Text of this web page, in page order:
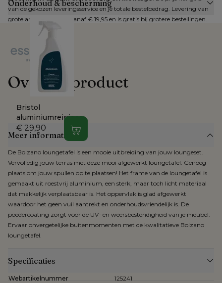
van de gekozen leveringsservice en je totale bestelbedrag. Levering van
grote artikelen kan al vanaf € 19,95 en is gratis bij grotere bestellingen.
Zijn alle artikelen op voorraad? Dan kan je
kiezen. Zijn niet alle artikelen op voorraad, dan krijg je een inschatting
van de verwachte levertijd.
Voor producten die online gekocht worden, geldt het herroepingsrecht.
Zodra je dit hebt gemeld, heb je 14 dagen de tijd om je bestelling
Onderhoud & bescherming
Bristol
aluminiumreiniger
In winkelwagen
€ 29,90
Over dit product
Meer informatie
De Bolzano loungetafel is een mooie uitbreiding van jouw loungeset.
Vervolledig jouw terras met deze mooi afgewerkt loungetafel. Genoeg
plaats om jouw spullen op te plaatsen! Het frame van de loungetafel is
gemaakt uit roestvrij aluminium, een sterk, maar toch licht materiaal
dat makkelijk verplaatsbaar is. Het oppervlak is glad afgewerkt
waardoor het geen vuil aantrekt en onderhoudsvriendelijk is. De
poedercoating zorgt voor de UV- en weersbestendigheid van je meubel.
Ervaar onvergetelijke buitenmomenten met de kwalitatieve Bolzano
loungetafel.
Specificaties
Webartikelnummer
125241